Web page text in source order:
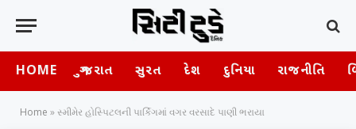
HOME ગુજરાત સુરત દેશ દુનિયા રાજનીતિ
Home »સ્મીમેર હોસ્પિટલની પાર્કિગમાં વગર વરસાદે પાણી ભરાયા